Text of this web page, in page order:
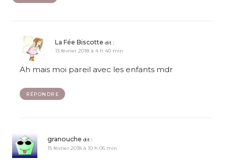
La Fée Biscotte dit :
13 février 2018 à 4 h 40 min
Ah mais moi pareil avec les enfants mdr
RÉPONDRE
granouche dit :
15 février 2018 à 10 h 06 min